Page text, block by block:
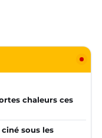
chaleurs ces
sous les